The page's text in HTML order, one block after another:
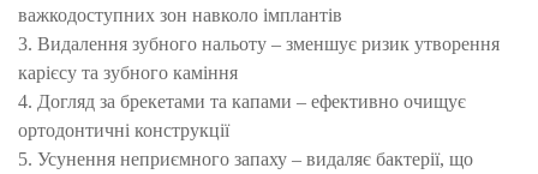
важкодоступних зон навколо імплантів
3. Видалення зубного нальоту – зменшує ризик утворення
карієсу та зубного каміння
4. Догляд за брекетами та капами – ефективно очищує
ортодонтичні конструкції
5. Усунення неприємного запаху – видаляє бактерії, що